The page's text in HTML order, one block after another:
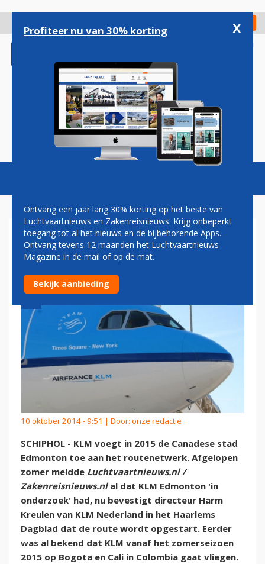
gaan
Check in
Magazine Podcasts Vacatures
KLM VOLGEND JAAR OOK
NAAR EDMONTON
10 oktober 2014 - 9:51 | Door: onze redactie
SCHIPHOL - KLM voegt in 2015 de Canadese stad
Edmonton toe aan het routenetwerk. Afgelopen
zomer meldde Luchtvaartnieuws.nl /
Zakenreisnieuws.nl al dat KLM Edmonton 'in
onderzoek' had, nu bevestigt directeur Harm
Kreulen van KLM Nederland in het Haarlems
Dagblad dat de route wordt opgestart. Eerder
was al bekend dat KLM vanaf het zomerseizoen
2015 op Bogota en Cali in Colombia gaat vliegen.
Profiteer nu van 30% korting x
Ontvang een jaar lang 30% korting op het beste van
Luchtvaartnieuws en Zakenreisnieuws. Krijg onbeperkt
toegang tot al het nieuws en de bijbehorende Apps.
Ontvang tevens 12 maanden het Luchtvaartnieuws
Magazine in de mail of op de mat.
Bekijk aanbieding